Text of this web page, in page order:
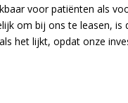
voor patiënten als
om bij ons te leasen,
het lijkt, opdat onze